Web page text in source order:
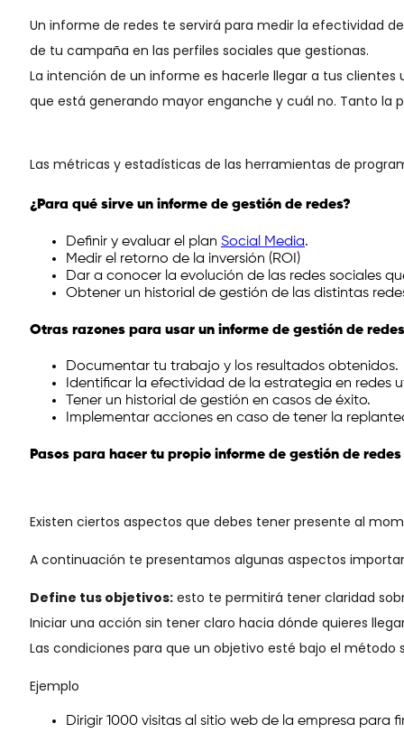
Un informe de redes te servirá para medir la efectividad
de tu campaña en las perfiles sociales que gestionas.
La intención de un informe es hacerle llegar a tus
que está generando mayor enganche y cuál no. Tanto la
Las métricas y estadísticas de las herramientas de
¿Para qué sirve un informe de gestión de redes?
Definir y evaluar el plan Social Media.
Medir el retorno de la inversión (ROI)
Dar a conocer la evolución de las redes sociales
Obtener un historial de gestión de las distintas
Otras razones para usar un informe de gestión de redes
Documentar tu trabajo y los resultados
Identificar la efectividad de la estrategia en
Tener un historial de gestión en casos de éxito.
Implementar acciones en caso de tener la
Pasos para hacer tu propio informe de gestión de redes
Existen ciertos aspectos que debes tener presente al
A continuación te presentamos algunas aspectos
Define tus objetivos: esto te permitirá tener claridad
Iniciar una acción sin tener claro hacia dónde quieres
Las condiciones para que un objetivo esté bajo el
Ejemplo
Dirigir 1000 visitas al sitio web de la empresa para